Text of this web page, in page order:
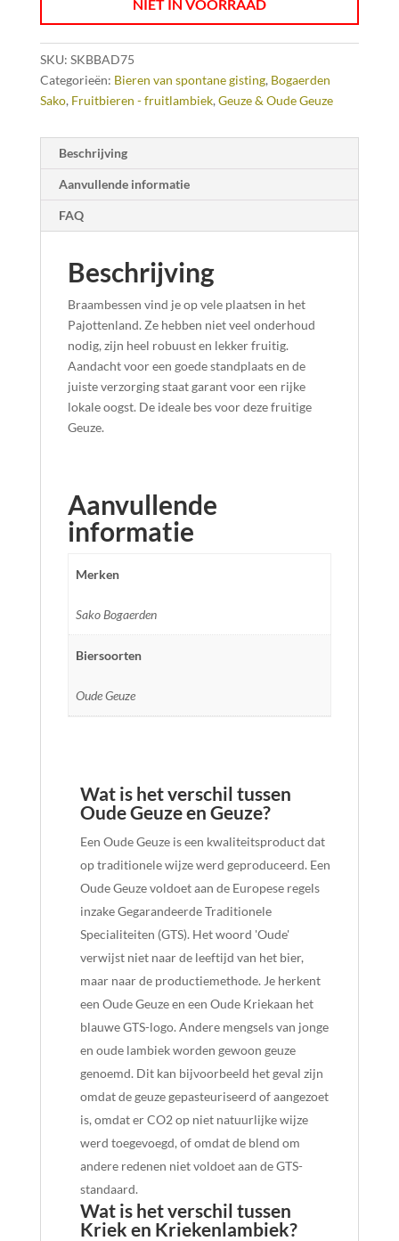
NIET IN VOORRAAD
SKU: SKBBAD75
Categorieën: Bieren van spontane gisting, Bogaerden
Sako, Fruitbieren - fruitlambiek, Geuze & Oude Geuze
Beschrijving
Aanvullende informatie
FAQ
Beschrijving
Braambessen vind je op vele plaatsen in het
Pajottenland. Ze hebben niet veel onderhoud
nodig, zijn heel robuust en lekker fruitig.
Aandacht voor een goede standplaats en de
juiste verzorging staat garant voor een rijke
lokale oogst. De ideale bes voor deze fruitige
Geuze.
Aanvullende
informatie
Merken
Sako Bogaerden
Biersoorten
Oude Geuze
Wat is het verschil tussen
Oude Geuze en Geuze?
Een Oude Geuze is een kwaliteitsproduct dat
op traditionele wijze werd geproduceerd. Een
Oude Geuze voldoet aan de Europese regels
inzake Gegarandeerde Traditionele
Specialiteiten (GTS). Het woord 'Oude'
verwijst niet naar de leeftijd van het bier,
maar naar de productiemethode. Je herkent
een Oude Geuze en een Oude Kriekaan het
blauwe GTS-logo. Andere mengsels van jonge
en oude lambiek worden gewoon geuze
genoemd. Dit kan bijvoorbeeld het geval zijn
omdat de geuze gepasteuriseerd of aangezoet
is, omdat er CO2 op niet natuurlijke wijze
werd toegevoegd, of omdat de blend om
andere redenen niet voldoet aan de GTS-
standaard.
Wat is het verschil tussen
Kriek en Kriekenlambiek?